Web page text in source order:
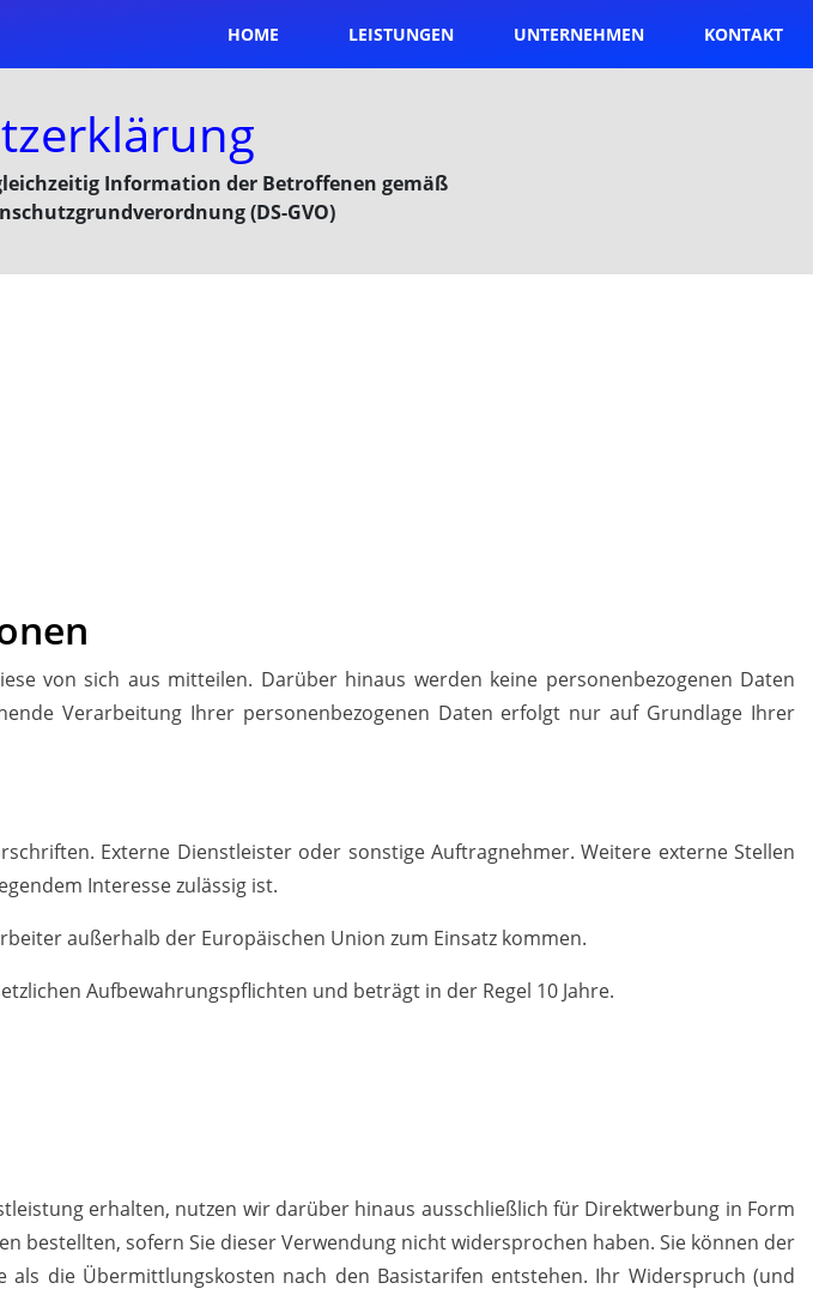
HOME LEISTUNGEN UNTERNEHMEN KONTAKT
erklärung
Information der Betroffenen gemäß
(DS-GVO)
von sich aus mitteilen. Darüber hinaus werden keine personenbezogenen Daten
Verarbeitung Ihrer personenbezogenen Daten erfolgt nur auf Grundlage Ihrer
Externe Dienstleister oder sonstige Auftragnehmer. Weitere externe Stellen
Interesse zulässig ist.
außerhalb der Europäischen Union zum Einsatz kommen.
Aufbewahrungspflichten und beträgt in der Regel 10 Jahre.
erhalten, nutzen wir darüber hinaus ausschließlich für Direktwerbung in Form
bestellten, sofern Sie dieser Verwendung nicht widersprochen haben. Sie können der
die Übermittlungskosten nach den Basistarifen entstehen. Ihr Widerspruch (und